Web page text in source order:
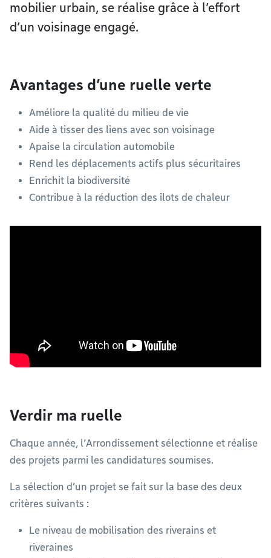
mobilier urbain, se réalise grâce à l’effort
d’un voisinage engagé.
Avantages d’une ruelle verte
Améliore la qualité du milieu de vie
Aide à tisser des liens avec son voisinage
Apaise la circulation automobile
Rend les déplacements actifs plus sécuritaires
Enrichit la biodiversité
Contribue à la réduction des îlots de chaleur
Verdir ma ruelle
Chaque année, l’Arrondissement sélectionne et réalise
des projets parmi les candidatures soumises.
La sélection d’un projet se fait sur la base des deux
critères suivants :
Le niveau de mobilisation des riverains et
riveraines